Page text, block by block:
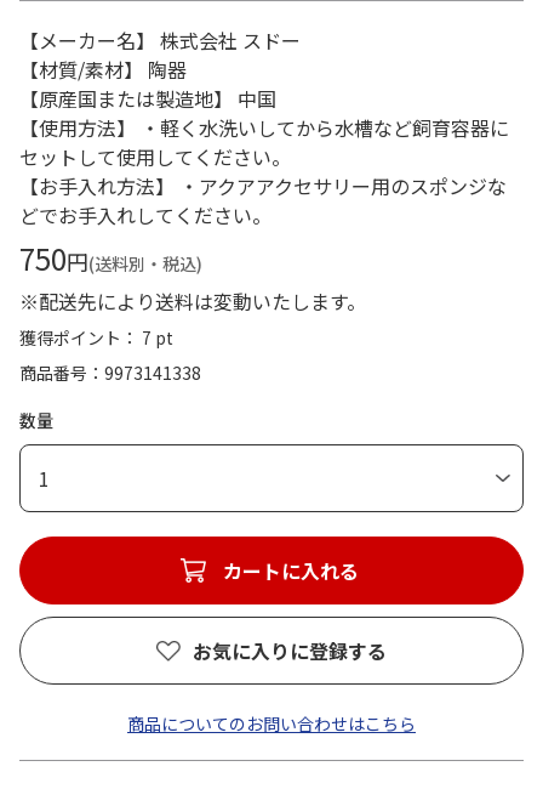
【メーカー名】 株式会社 スドー
【材質/素材】 陶器
【原産国または製造地】 中国
【使用方法】 ・軽く水洗いしてから水槽など飼育容器に
セットして使用してください。
【お手入れ方法】 ・アクアアクセサリー用のスポンジな
どでお手入れしてください。
750円(送料別・税込)
※配送先により送料は変動いたします。
獲得ポイント： 7 pt
商品番号
9973141338
数量
1
カートに入れる
お気に入りに登録する
商品についてのお問い合わせはこちら